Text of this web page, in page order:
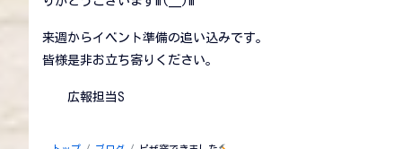
来週からイベント準備の追い込みです。
皆様是非お立ち寄りください。
広報担当S